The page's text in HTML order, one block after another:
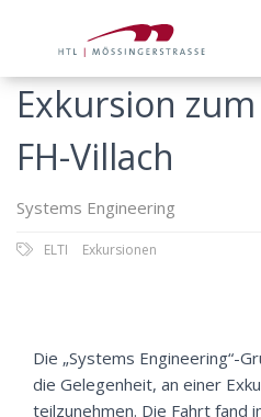
Exkursion
FH-Villach
Systems Engineering
ELTI Exkursionen
Die „Systems Engineering“-
die Gelegenheit, an einer
teilzunehmen. Die Fahrt fand